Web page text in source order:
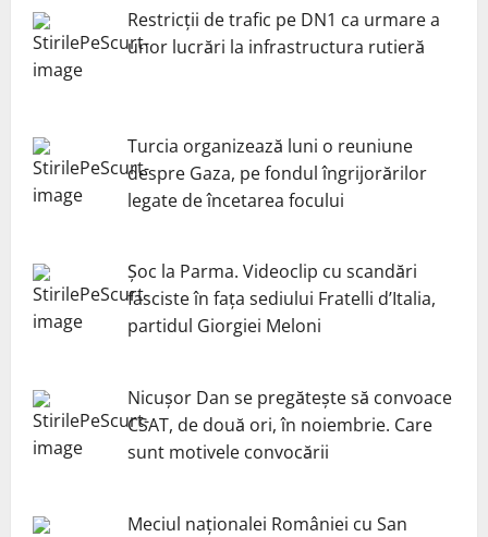
Restricții de trafic pe DN1 ca urmare a
unor lucrări la infrastructura rutieră
Turcia organizează luni o reuniune
despre Gaza, pe fondul îngrijorărilor
legate de încetarea focului
Șoc la Parma. Videoclip cu scandări
fasciste în fața sediului Fratelli d’Italia,
partidul Giorgiei Meloni
Nicuşor Dan se pregăteşte să convoace
CSAT, de două ori, în noiembrie. Care
sunt motivele convocării
Meciul naționalei României cu San